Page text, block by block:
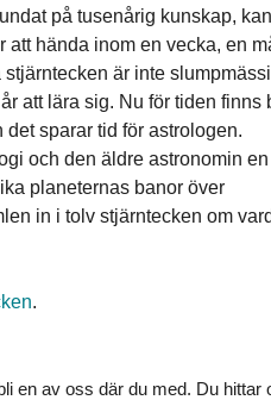
på tusenårig kunskap,
hända inom en vecka, en
är inte
att lära sig. Nu för tiden finns
sparar tid för astrologen.
och den äldre astronomin en
planeternas banor över
in i tolv stjärntecken om
.
en av oss där du med. Du hittar